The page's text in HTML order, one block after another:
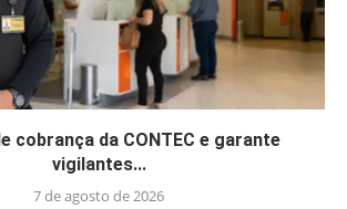
cobrança da CONTEC e garante
vigilantes...
7 de agosto de 2026